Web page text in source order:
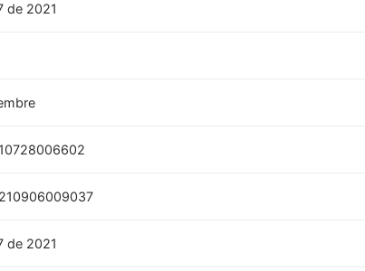
de 2021
de 2021